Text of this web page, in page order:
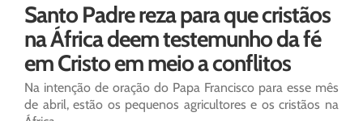
Santo Padre reza para que cristãos
na África deem testemunho da fé
em Cristo em meio a conflitos
Na intenção de oração do Papa Francisco para esse mês
de abril, estão os pequenos agricultores e os cristãos na